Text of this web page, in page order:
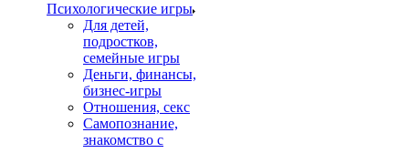
Психологические игры
Для детей,
подростков,
семейные игры
Деньги, финансы,
бизнес-игры
Отношения, секс
Самопознание,
знакомство с